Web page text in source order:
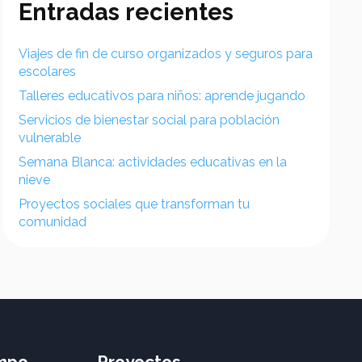
Entradas recientes
Viajes de fin de curso organizados y seguros para
escolares
Talleres educativos para niños: aprende jugando
Servicios de bienestar social para población
vulnerable
Semana Blanca: actividades educativas en la
nieve
Proyectos sociales que transforman tu
comunidad